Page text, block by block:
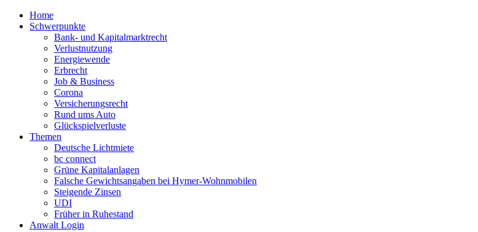
Direkt zum Inhalt
Home
Schwerpunkte
Bank- und Kapitalmarktrecht
Verlustnutzung
Energiewende
Erbrecht
Job & Business
Corona
Versicherungsrecht
Rund ums Auto
Glückspielverluste
Themen
Deutsche Lichtmiete
bc connect
Grüne Kapitalanlagen
Falsche Gewichtsangaben bei Hymer-Wohnmobilen
Steigende Zinsen
UDI
Früher in Ruhestand
Anwalt Login